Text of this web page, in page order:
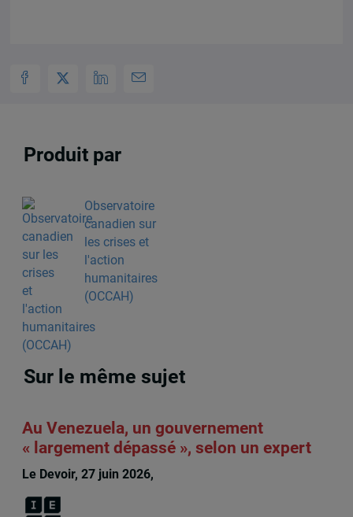
Produit par
Observatoire
canadien sur
les crises et
l'action
humanitaires
(OCCAH)
Sur le même sujet
Au Venezuela, un gouvernement
« largement dépassé », selon un expert
Le Devoir, 27 juin 2026,